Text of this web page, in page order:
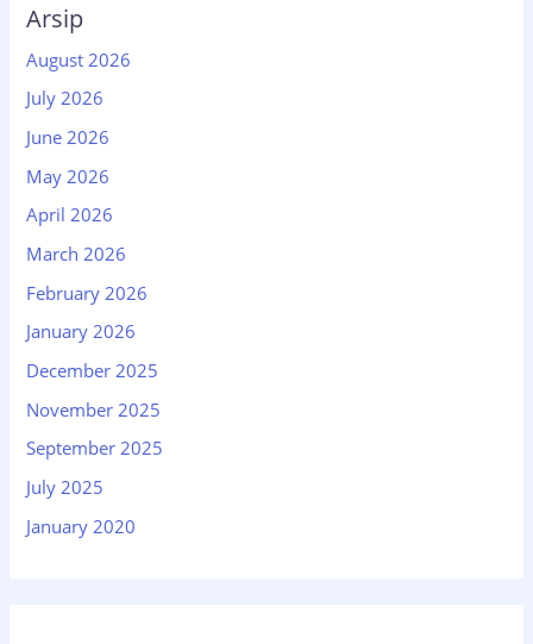
Arsip
August 2026
July 2026
June 2026
May 2026
April 2026
March 2026
February 2026
January 2026
December 2025
November 2025
September 2025
July 2025
January 2020